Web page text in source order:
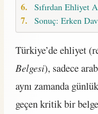
Sıfırdan Ehliyet
Sonuç: Erken
Türkiye’de ehliyet
Belgesi), sadece
aynı zamanda
geçen kritik bir